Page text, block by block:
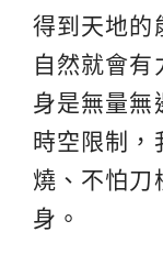
得到天地的
自然就會有
身是無量無
時空限制，
燒、不怕刀
身。